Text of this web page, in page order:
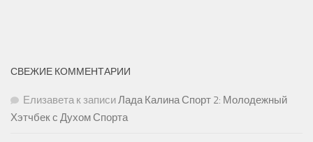
СВЕЖИЕ КОММЕНТАРИИ
Елизаветак записиЛада Калина Спорт 2: Молодежный
Хэтчбек с Духом Спорта